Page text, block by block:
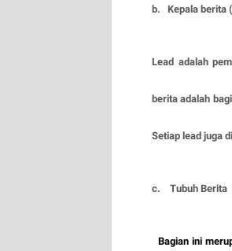
b. Kepala berita
Lead adalah
berita adalah
Setiap lead juga
c. Tubuh Berita
Bagian ini